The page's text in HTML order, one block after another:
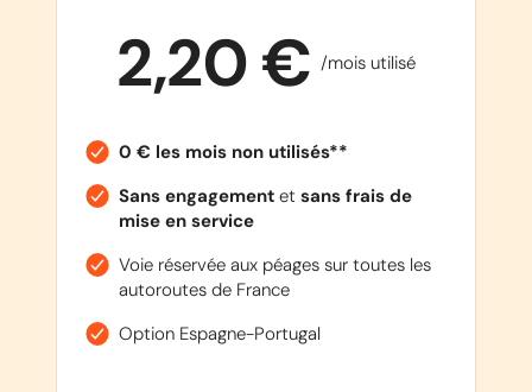
2,20 € /mois utilisé
0 € les mois non utilisés**
Sans engagementet sans frais de
mise en service
Voie réservée aux péages sur toutes les
autoroutes de France
Option Espagne-Portugal